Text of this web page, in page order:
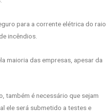
para a corrente elétrica do raio
incêndios.
maioria das empresas, apesar da
também é necessário que sejam
ele será submetido a testes e